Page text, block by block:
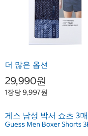
더 많은 옵션
29,990원
1장당 9,997원
게스 남성 박서 쇼츠 3매
Guess Men Boxer Shorts